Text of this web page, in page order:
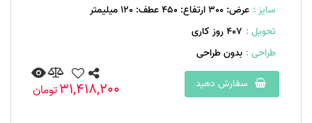
سایز : عرض: 300 ارتفاع: 450 عطف: 120 میلیمتر
تحویل : 407 روز کاری
طراحی : بدون طراحی
سفارش دهید
31,418,200تومان